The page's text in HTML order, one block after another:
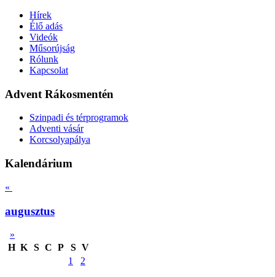
Hírek
Élő adás
Videók
Műsorújság
Rólunk
Kapcsolat
Advent Rákosmentén
Szinpadi és térprogramok
Adventi vásár
Korcsolyapálya
Kalendárium
«
augusztus
»
H K S C P S V
1
2